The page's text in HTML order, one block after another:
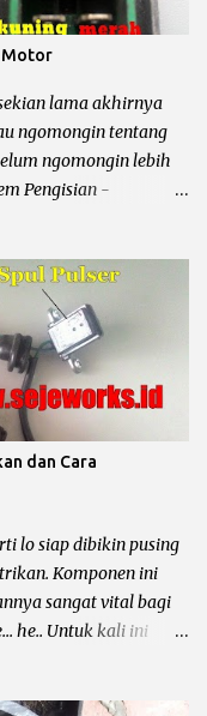
penerangan. Berarti
percikan
accu (12,5 volt),
pulser, CDI, koil
bro.. chek it
Motor
lama akhirnya
ngomongin tentang
ngomongin lebih
Pengisian -
paham dan bundet,
hal ini telah sering
jadi gua tambah
motor. Ok
Penerangan dan
(arus accu)
dibagi menjadi
Untuk jenis
sepeda motor
dibawah 150cc. Ciri –
dan Cara
lo siap dibikin pusing
Komponen ini
sangat vital bagi
he.. Untuk kali ini